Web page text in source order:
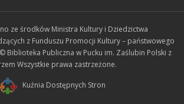
ze środków Ministra Kultury i Dziedzictwa
z Funduszu Promocji Kultury – państwowego
Biblioteka Publiczna w Pucku im. Zaślubin Polski z
Wszystkie prawa zastrzeżone.
Kuźnia Dostępnych Stron